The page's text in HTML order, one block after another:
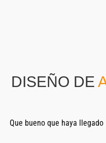
DISEÑO DE
Que bueno que haya